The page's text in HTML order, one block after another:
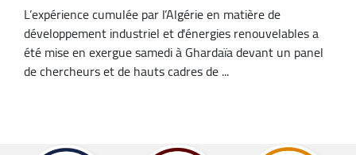
L’expérience cumulée par l’Algérie en matière de
développement industriel et d'énergies renouvelables a
été mise en exergue samedi à Ghardaïa devant un panel
de chercheurs et de hauts cadres de ...